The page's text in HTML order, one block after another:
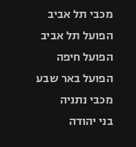
מכבי תל אביב
הפועל תל אביב
הפועל חיפה
הפועל באר שבע
מכבי נתניה
בני יהודה